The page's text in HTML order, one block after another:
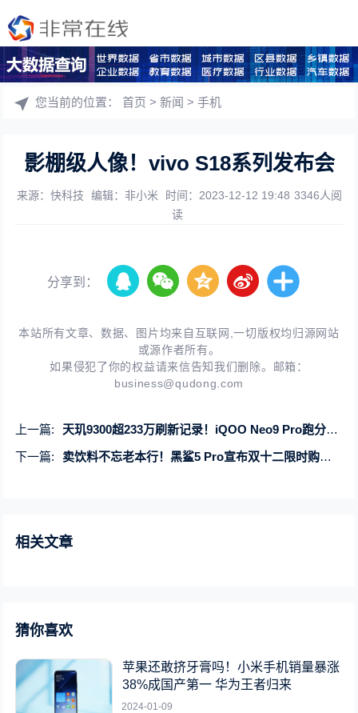
您当前的位置：首页 >新闻 >手机
影棚级人像！vivo S18系列发布会
来源：快科技 编辑：非小米 时间：2023-12-12 19:48 3346人阅
读
分享到：
本站所有文章、数据、图片均来自互联网,一切版权均归源网站
或源作者所有。
如果侵犯了你的权益请来信告知我们删除。邮箱：
business@qudong.com
上一篇:
天玑9300超233万刷新记录！iQOO Neo9 Pro跑分首曝
下一篇:
卖饮料不忘老本行！黑鲨5 Pro宣布双十二限时购：3999元
相关文章
猜你喜欢
苹果还敢挤牙膏吗！小米手机销量暴涨
38%成国产第一 华为王者归来
2024-01-09